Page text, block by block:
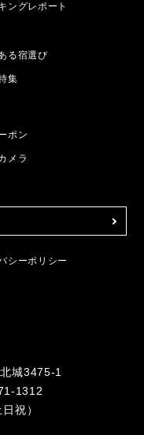
ングレポート
る宿選び
集
ポン
メラ
シーポリシー
城3475-1
1312
祝）